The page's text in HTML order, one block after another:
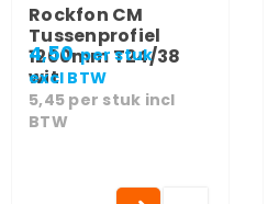
Rockfon CM
Tussenprofiel
1200mm T24/38
wit
4,50per stuk
excl BTW
5,45 per stuk incl
BTW